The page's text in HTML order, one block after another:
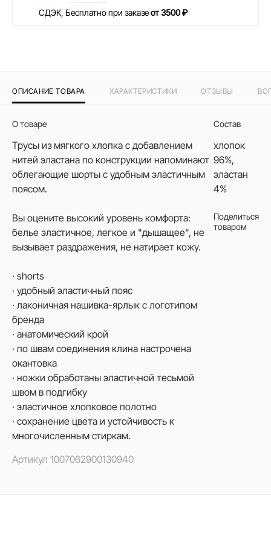
СДЭК, Бесплатно при заказеот 3500 ₽
ОПИСАНИЕ ТОВАРА ХАРАКТЕРИСТИКИ ОТЗЫВЫ
О товаре
Трусы из мягкого хлопка с добавлением
нитей эластана по конструкции напоминают
облегающие шорты с удобным эластичным
поясом.
Вы оцените высокий уровень комфорта:
белье эластичное, легкое и "дышащее", не
вызывает раздражения, не натирает кожу.
· shorts
· удобный эластичный пояс
· лаконичная нашивка-ярлык с логотипом
бренда
· анатомический крой
· по швам соединения клина настрочена
окантовка
· ножки обработаны эластичной тесьмой
швом в подгибку
· эластичное хлопковое полотно
· сохранение цвета и устойчивость к
многочисленным стиркам.
Артикул 1007062900130940
Состав
хлопок
96%,
эластан
4%
Поделиться
товаром